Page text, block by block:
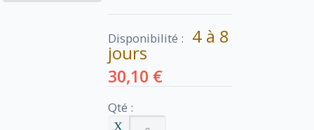
Disponibilité : 4 à 8
jours
30,10 €
Qté :